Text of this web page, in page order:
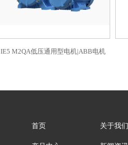
IE5 M2QA低压通用型电机|ABB电机
首页 关于我们